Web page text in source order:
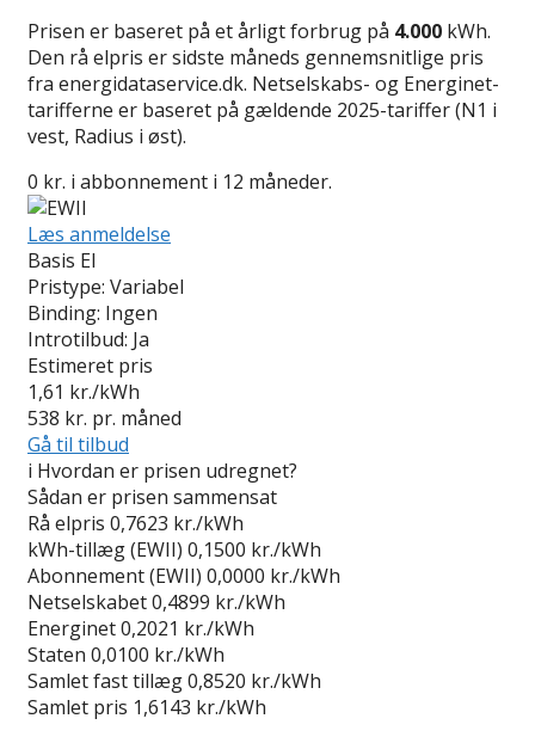
Prisen er baseret på et årligt forbrug på 4.000 kWh.
Den rå elpris er sidste måneds gennemsnitlige pris
fra energidataservice.dk. Netselskabs- og Energinet-
tarifferne er baseret på gældende 2025-tariffer (N1 i
vest, Radius i øst).
0 kr. i abbonnement i 12 måneder.
Læs anmeldelse
Basis El
Pristype: Variabel
Binding: Ingen
Introtilbud: Ja
Estimeret pris
1,61 kr./kWh
538 kr. pr. måned
Gå til tilbud
i Hvordan er prisen udregnet?
Sådan er prisen sammensat
Rå elpris 0,7623 kr./kWh
kWh-tillæg (EWII) 0,1500 kr./kWh
Abonnement (EWII) 0,0000 kr./kWh
Netselskabet0,4899 kr./kWh
Energinet0,2021 kr./kWh
Staten 0,0100 kr./kWh
Samlet fast tillæg0,8520 kr./kWh
Samlet pris 1,6143 kr./kWh